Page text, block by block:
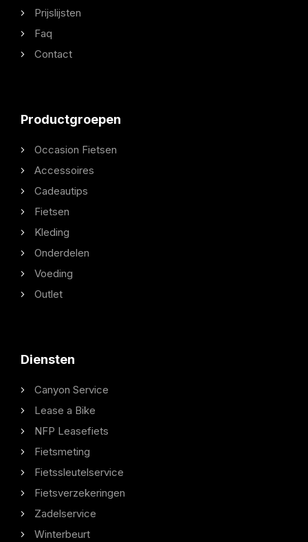
Prijslijsten
Faq
Contact
Productgroepen
Occasion Fietsen
Accessoires
Cadeautips
Fietsen
Kleding
Onderdelen
Voeding
Outlet
Diensten
Canyon Service
Lease a Bike
NFP Leasefiets
Fietsmeting
Fietssleutelservice
Fietsverzekeringen
Zadelservice
Winterbeurt